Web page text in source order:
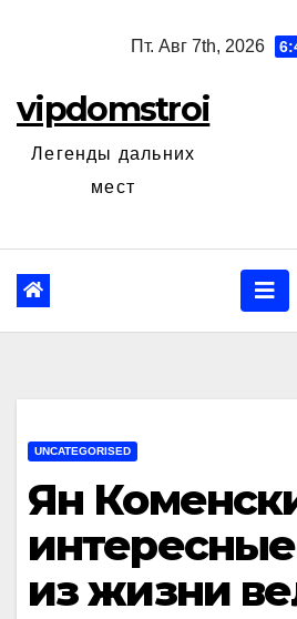
Пт. Авг 7th, 2026
vipdomstroi
Легенды дальних
мест
UNCATEGORISED
Ян
из жизни